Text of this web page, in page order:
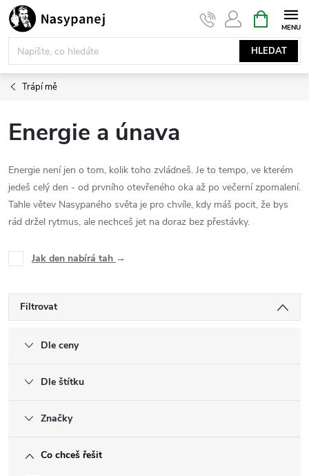
Přejít
na
obsah
HLEDAT
NÁKUPNÍ
KOŠÍK
Trápí mě
Energie a únava
Energie není jen o tom, kolik toho zvládneš. Je to tempo, ve kterém
jedeš celý den - od prvního otevřeného oka až po večerní zpomalení.
Tahle větev Nasypaného světa je pro chvíle, kdy máš pocit, že bys
rád držel rytmus, ale nechceš jet na doraz bez přestávky.
Jak den nabírá tah →
Filtrovat
Dle ceny
Dle štítku
Značky
Co chceš řešit